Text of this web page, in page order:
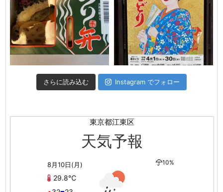
さらに読み込む Instagram でフォロー
東京都江東区
天気予報
8月10日(月)
29.8℃
10%